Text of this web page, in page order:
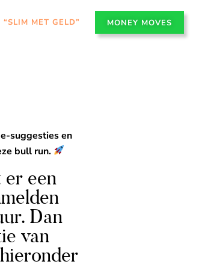
MET GELD” MONEY MOVES
suggesties en
bull run.
een
Dan
van